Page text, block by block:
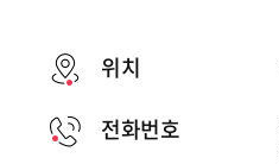
위치
전화번호